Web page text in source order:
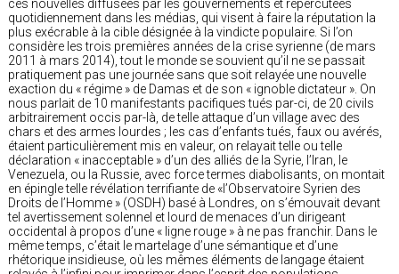
ces nouvelles diffusées par les gouvernements et répercutées
quotidiennement dans les médias, qui visent à faire la réputation la
plus exécrable à la cible désignée à la vindicte populaire. Si l’on
considère les trois premières années de la crise syrienne (de mars
2011 à mars 2014), tout le monde se souvient qu’il ne se passait
pratiquement pas une journée sans que soit relayée une nouvelle
exaction du « régime » de Damas et de son « ignoble dictateur ». On
nous parlait de 10 manifestants pacifiques tués par-ci, de 20 civils
arbitrairement occis par-là, de telle attaque d’un village avec des
chars et des armes lourdes ; les cas d’enfants tués, faux ou avérés,
étaient particulièrement mis en valeur, on relayait telle ou telle
déclaration « inacceptable » d’un des alliés de la Syrie, l’Iran, le
Venezuela, ou la Russie, avec force termes diabolisants, on montait
en épingle telle révélation terrifiante de «l’Observatoire Syrien des
Droits de l’Homme » (OSDH) basé à Londres, on s’émouvait devant
tel avertissement solennel et lourd de menaces d’un dirigeant
occidental à propos d’une « ligne rouge » à ne pas franchir. Dans le
même temps, c’était le martelage d’une sémantique et d’une
rhétorique insidieuse, où les mêmes éléments de langage étaient